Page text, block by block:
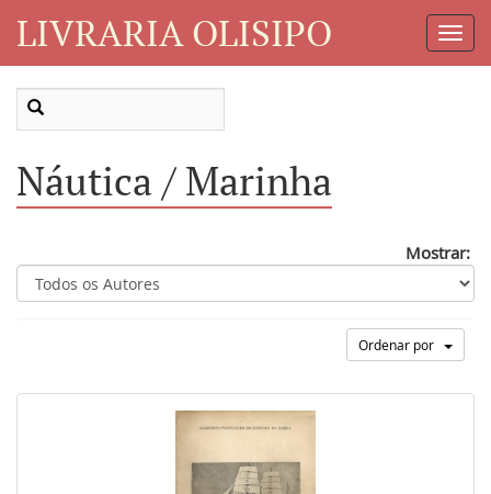
LIVRARIA OLISIPO
Náutica / Marinha
Mostrar:
Ordenar por